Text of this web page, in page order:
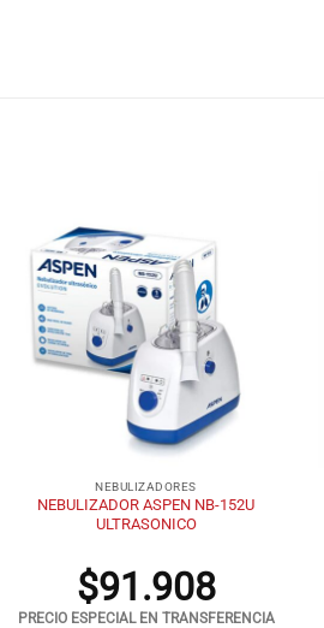
NEBULIZADORES
NEBULIZADOR ASPEN NB-152U
ULTRASONICO
$91.908
PRECIO ESPECIAL EN TRANSFERENCIA